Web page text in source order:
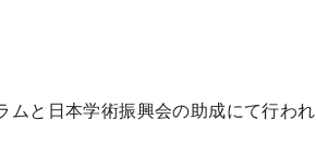
ムと日本学術振興会の助成にて行われ